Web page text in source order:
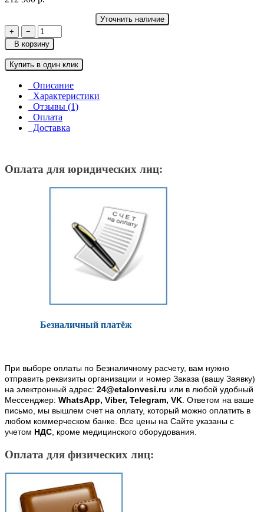
Уточнить наличие
+
−
В корзину
Купить в один клик
Описание
Характеристики
Отзывы (1)
Оплата
Доставка
Оплата для юридических лиц:
Безналичный платёж
При выборе оплаты по Безналичному расчету, вам нужно
отправить реквизиты организации и номер Заказа (вашу Заявку)
на электронный адрес: 24@etalonvesi.ru или в любой удобный
Мессенджер: WhatsApp, Viber, Telegram, VK. Ответом на ваше
письмо, мы вышлем счет на оплату, который можно оплатить в
любом коммерческом банке. Все цены на Сайте указаны с
учетом НДС, кроме медицинского оборудования.
Оплата для физических лиц: